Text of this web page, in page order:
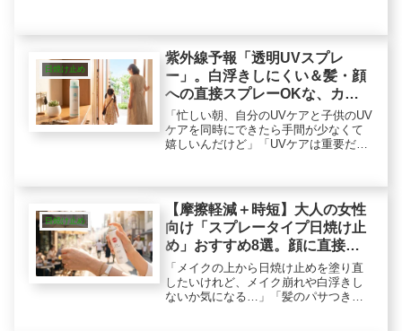
いリフレッシュ時間に変える、大人の
ためのスマートなUVミストです。
日焼け止め
紫外線予報「透明UVスプレ
ー」。白浮きしにくい＆髪・顔
への直接スプレーOKな、カプ
セルin設計ロジック
「忙しい朝、自分のUVケアと子供のUV
ケアを同時にできたら手間が少なくて
嬉しいんだけど」「UVケアは重要だけ
く大人の女性の朝は時間との戦いで
す。玄関先でサッとUVケアを済...
日焼け止め
【摩擦軽減＋時短】大人の女性
向け「スプレータイプ日焼け止
め」おすすめ8選。顔に直接使
用、香り、冷感など機能性で選
ぶ
「メイクの上から日焼け止めを塗り直
したいけれど、メイク崩れや白浮きし
ないか気になる…」「髪のパサつき